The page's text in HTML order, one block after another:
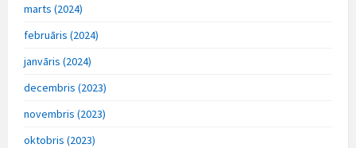
marts (2024)
februāris (2024)
janvāris (2024)
decembris (2023)
novembris (2023)
oktobris (2023)